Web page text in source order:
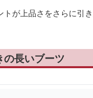
が上品さをさらに引
長いブーツ